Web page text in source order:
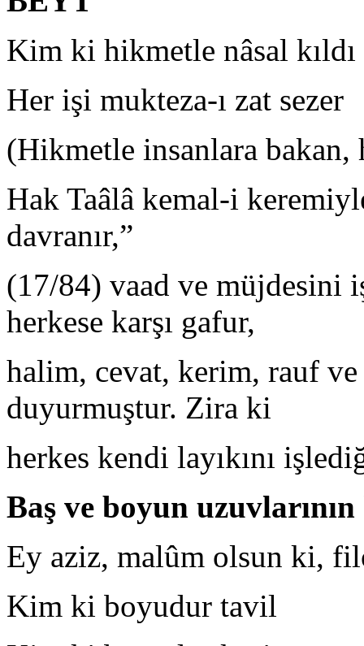
Kim ki hikmetle nâsal kıldı
Her işi mukteza-ı zat sezer
(Hikmetle insanlara bakan,
Hak Taâlâ kemal-i
davranır,”
(17/84) vaad ve müjdesini
herkese karşı gafur,
halim, cevat, kerim, rauf
duyurmuştur. Zira ki
herkes kendi layıkını
Baş ve boyun
Ey aziz, malûm olsun ki,
Kim ki boyudur tavil